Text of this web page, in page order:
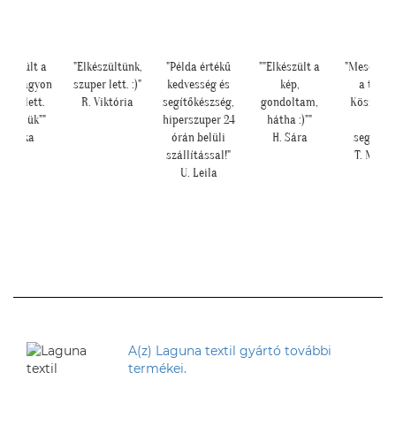
a
nagyon
lett.
Réka
"Elkészültünk,
szuper lett. :)"
R. Viktória
"Példa értékű
kedvesség és
segítőkészség,
hiperszuper 24
órán belüli
szállítással!"
U. Leila
""Elkészült a
kép,
gondoltam,
hátha :)""
H. Sára
a
T.
A(z) Laguna textil gyártó további
termékei.